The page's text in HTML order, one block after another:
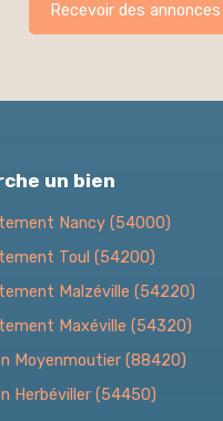
Recevoir des annonces
un bien
Nancy (54000)
Toul (54200)
Malzéville (54220)
Maxéville (54320)
Moyenmoutier (88420)
Herbéviller (54450)